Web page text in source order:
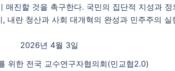
진할 것을 촉구한다. 국민의 집단적 지성과
내란 청산과 사회 대개혁의 완성과 민주주의
2026년 4월 3일
위한 전국 교수연구자협의회(민교협2.0)